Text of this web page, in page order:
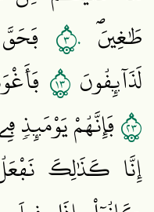
طَٰغِينَۖ ٣٠
لَذَآئِقُونَ ٣١
٣٢فَإِنَّهُمْ
إِنَّا كَذَٰلِكَ